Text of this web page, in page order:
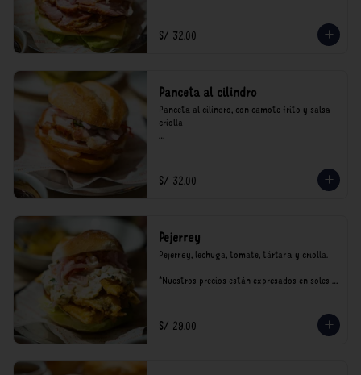
S/ 32.00
Panceta al cilindro
Panceta al cilindro, con camote frito y salsa
criolla
consumo.
S/ 32.00
Pejerrey
Pejerrey, lechuga, tomate, tártara y criolla.
*Nuestros precios están expresados en soles e
S/ 29.00